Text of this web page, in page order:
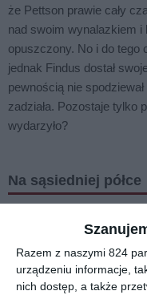
Razem z naszymi 824
urządzeniu informacje,
nich dostęp, a także
że Pettson prawie cały
nad swoim wynalazkiem i
opuszczony. No i do tego
jednak Findus dostał
pewnością nie
zadziała. Pozostaje tylko
wydarzyło?
Na sąsiedniej półce
[ książka ] [